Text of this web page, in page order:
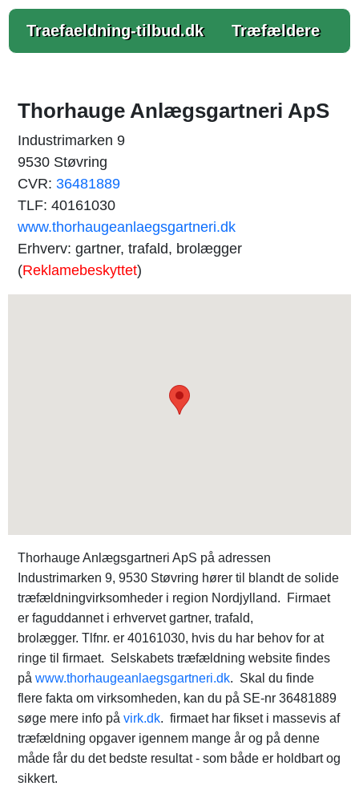
Traefaeldning-tilbud.dk Træfældere
Thorhauge Anlægsgartneri ApS
Industrimarken 9
9530 Støvring
CVR: 36481889
TLF: 40161030
www.thorhaugeanlaegsgartneri.dk
Erhverv: gartner, trafald, brolægger
(Reklamebeskyttet)
Thorhauge Anlægsgartneri ApS på adressen
Industrimarken 9, 9530 Støvring hører til blandt de solide
træfældningvirksomheder i region Nordjylland. Firmaet
er faguddannet i erhvervet gartner, trafald,
brolægger. Tlfnr. er 40161030, hvis du har behov for at
ringe til firmaet. Selskabets træfældning website findes
på www.thorhaugeanlaegsgartneri.dk. Skal du finde
flere fakta om virksomheden, kan du på SE-nr 36481889
søge mere info på virk.dk. firmaet har fikset i massevis af
træfældning opgaver igennem mange år og på denne
måde får du det bedste resultat - som både er holdbart og
sikkert.